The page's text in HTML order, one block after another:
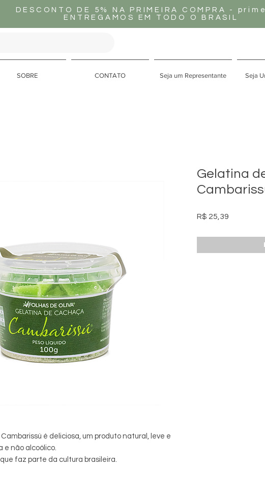
DESCONTO DE 5% NA PRIMEIRA COMPRA -
ENTREGAMOS EM TODO O BRASIL
SOBRE CONTATO Seja um Representante Seja
é deliciosa, um produto natural, leve e
e não alcoólico.
faz parte da cultura brasileira.
Gelatina
R$ 25,39